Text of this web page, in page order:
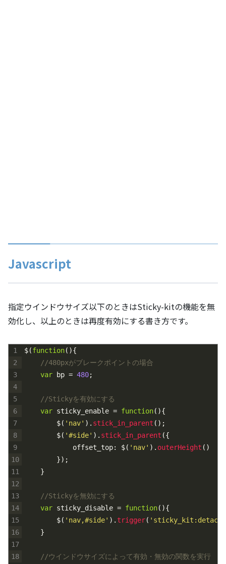
Javascript
指定ウインドウサイズ以下のときはSticky-kitの機能を無
効化し、以上のときは再度有効にする書き方です。
1
2
3
4
5
6
7
8
9
10
11
12
13
14
15
16
17
18
$(function( ){
//480pxがブレークポイントの場合
var
bp = 480;
//Stickyを有効にする
var sticky_enable = function( ){
$( 'nav' ) . stick_in_parent ( ) ;
$( '#side' ) . stick_in_parent ({
offset_top: $( 'nav' ) . outerHeight ( )
}) ;
}
//Stickyを無効にする
var sticky_disable = function( ){
$( 'nav,#side' ) . trigger( 'sticky_kit:detach'
}
//ウインドウサイズによって有効・無効の関数を実行